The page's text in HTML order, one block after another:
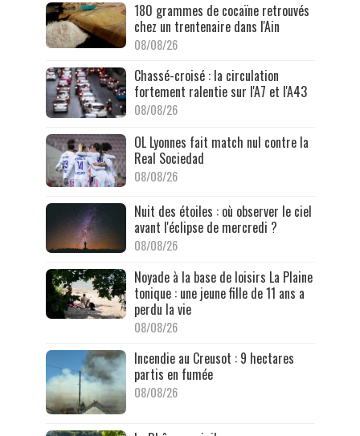
180 grammes de cocaïne retrouvés
chez un trentenaire dans l'Ain
08/08/26
Chassé-croisé : la circulation
fortement ralentie sur l'A7 et l'A43
08/08/26
OL Lyonnes fait match nul contre la
Real Sociedad
08/08/26
Nuit des étoiles : où observer le ciel
avant l'éclipse de mercredi ?
08/08/26
Noyade à la base de loisirs La Plaine
tonique : une jeune fille de 11 ans a
perdu la vie
08/08/26
Incendie au Creusot : 9 hectares
partis en fumée
08/08/26